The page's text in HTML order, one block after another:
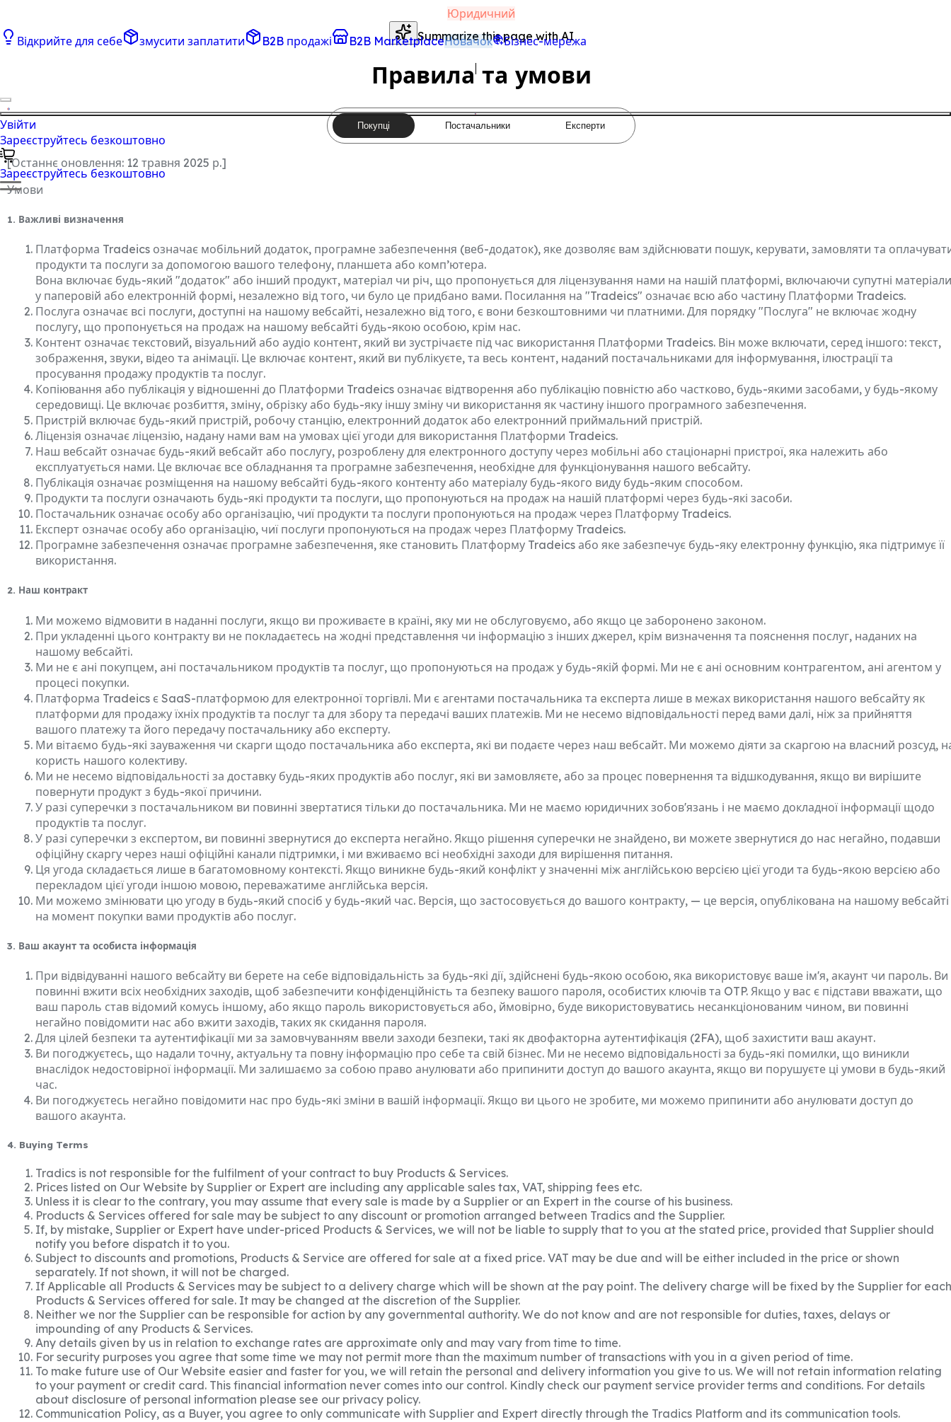
Відкрийте для себе змусити заплатити B2B продажі B2B MarketplaceНовачок Бізнес-мережа
Увійти
Зареєструйтесь безкоштовно
Зареєструйтесь безкоштовно
Юридичний
Summarize this page with AI
Правила та умови
Покупці Постачальники Експерти
[Останнє оновлення: 12 травня 2025 р.]
Умови
1. Важливі визначення
Платформа Tradeics означає мобільний додаток, програмне забезпечення (веб-додаток), яке дозволяє вам здійснювати пошук, керувати, замовляти та
продукти та послуги за допомогою вашого телефону, планшета або комп’ютера.
Вона включає будь-який "додаток" або інший продукт, матеріал чи річ, що пропонується для ліцензування нами на нашій платформі, включаючи супутні
у паперовій або електронній формі, незалежно від того, чи було це придбано вами. Посилання на "Tradeics" означає всю або частину Платформи Tradeics.
Послуга означає всі послуги, доступні на нашому вебсайті, незалежно від того, є вони безкоштовними чи платними. Для порядку "Послуга" не включає жодну
послугу, що пропонується на продаж на нашому вебсайті будь-якою особою, крім нас.
Контент означає текстовий, візуальний або аудіо контент, який ви зустрічаєте під час використання Платформи Tradeics. Він може включати, серед іншого: текст,
зображення, звуки, відео та анімації. Це включає контент, який ви публікуєте, та весь контент, наданий постачальниками для інформування, ілюстрації та
просування продажу продуктів та послуг.
Копіювання або публікація у відношенні до Платформи Tradeics означає відтворення або публікацію повністю або частково, будь-якими засобами, у будь-якому
середовищі. Це включає розбиття, зміну, обрізку або будь-яку іншу зміну чи використання як частину іншого програмного забезпечення.
Пристрій включає будь-який пристрій, робочу станцію, електронний додаток або електронний приймальний пристрій.
Ліцензія означає ліцензію, надану нами вам на умовах цієї угоди для використання Платформи Tradeics.
Наш вебсайт означає будь-який вебсайт або послугу, розроблену для електронного доступу через мобільні або стаціонарні пристрої, яка належить або
експлуатується нами. Це включає все обладнання та програмне забезпечення, необхідне для функціонування нашого вебсайту.
Публікація означає розміщення на нашому вебсайті будь-якого контенту або матеріалу будь-якого виду будь-яким способом.
Продукти та послуги означають будь-які продукти та послуги, що пропонуються на продаж на нашій платформі через будь-які засоби.
Постачальник означає особу або організацію, чиї продукти та послуги пропонуються на продаж через Платформу Tradeics.
Експерт означає особу або організацію, чиї послуги пропонуються на продаж через Платформу Tradeics.
Програмне забезпечення означає програмне забезпечення, яке становить Платформу Tradeics або яке забезпечує будь-яку електронну функцію, яка підтримує її
використання.
2. Наш контракт
Ми можемо відмовити в наданні послуги, якщо ви проживаєте в країні, яку ми не обслуговуємо, або якщо це заборонено законом.
При укладенні цього контракту ви не покладаєтесь на жодні представлення чи інформацію з інших джерел, крім визначення та пояснення послуг, наданих на
нашому вебсайті.
Ми не є ані покупцем, ані постачальником продуктів та послуг, що пропонуються на продаж у будь-якій формі. Ми не є ані основним контрагентом, ані агентом у
процесі покупки.
Платформа Tradeics є SaaS-платформою для електронної торгівлі. Ми є агентами постачальника та експерта лише в межах використання нашого вебсайту як
платформи для продажу їхніх продуктів та послуг та для збору та передачі ваших платежів. Ми не несемо відповідальності перед вами далі, ніж за прийняття
вашого платежу та його передачу постачальнику або експерту.
Ми вітаємо будь-які зауваження чи скарги щодо постачальника або експерта, які ви подаєте через наш вебсайт. Ми можемо діяти за скаргою на власний розсуд,
користь нашого колективу.
Ми не несемо відповідальності за доставку будь-яких продуктів або послуг, які ви замовляєте, або за процес повернення та відшкодування, якщо ви вирішите
повернути продукт з будь-якої причини.
У разі суперечки з постачальником ви повинні звертатися тільки до постачальника. Ми не маємо юридичних зобов'язань і не маємо докладної інформації щодо
продуктів та послуг.
У разі суперечки з експертом, ви повинні звернутися до експерта негайно. Якщо рішення суперечки не знайдено, ви можете звернутися до нас негайно, подавши
офіційну скаргу через наші офіційні канали підтримки, і ми вживаємо всі необхідні заходи для вирішення питання.
Ця угода складається лише в багатомовному контексті. Якщо виникне будь-який конфлікт у значенні між англійською версією цієї угоди та будь-якою версією або
перекладом цієї угоди іншою мовою, переважатиме англійська версія.
Ми можемо змінювати цю угоду в будь-який спосіб у будь-який час. Версія, що застосовується до вашого контракту, — це версія, опублікована на нашому вебсайті
на момент покупки вами продуктів або послуг.
3. Ваш акаунт та особиста інформація
При відвідуванні нашого вебсайту ви берете на себе відповідальність за будь-які дії, здійснені будь-якою особою, яка використовує ваше ім'я, акаунт чи пароль. Ви
повинні вжити всіх необхідних заходів, щоб забезпечити конфіденційність та безпеку вашого пароля, особистих ключів та OTP. Якщо у вас є підстави вважати, що
ваш пароль став відомий комусь іншому, або якщо пароль використовується або, ймовірно, буде використовуватись несанкціонованим чином, ви повинні
негайно повідомити нас або вжити заходів, таких як скидання пароля.
Для цілей безпеки та аутентифікації ми за замовчуванням ввели заходи безпеки, такі як двофакторна аутентифікація (2FA), щоб захистити ваш акаунт.
Ви погоджуєтесь, що надали точну, актуальну та повну інформацію про себе та свій бізнес. Ми не несемо відповідальності за будь-які помилки, що виникли
внаслідок недостовірної інформації. Ми залишаємо за собою право анулювати або припинити доступ до вашого акаунта, якщо ви порушуєте ці умови в будь-який
час.
Ви погоджуєтесь негайно повідомити нас про будь-які зміни в вашій інформації. Якщо ви цього не зробите, ми можемо припинити або анулювати доступ до
вашого акаунта.
4. Buying Terms
Tradics is not responsible for the fulfilment of your contract to buy Products & Services.
Prices listed on Our Website by Supplier or Expert are including any applicable sales tax, VAT, shipping fees etc.
Unless it is clear to the contrary, you may assume that every sale is made by a Supplier or an Expert in the course of his business.
Products & Services offered for sale may be subject to any discount or promotion arranged between Tradics and the Supplier.
If, by mistake, Supplier or Expert have under-priced Products & Services, we will not be liable to supply that to you at the stated price, provided that Supplier should
notify you before dispatch it to you.
Subject to discounts and promotions, Products & Service are offered for sale at a fixed price. VAT may be due and will be either included in the price or shown
separately. If not shown, it will not be charged.
If Applicable all Products & Services may be subject to a delivery charge which will be shown at the pay point. The delivery charge will be fixed by the Supplier for each
Products & Services offered for sale. It may be changed at the discretion of the Supplier.
Neither we nor the Supplier can be responsible for action by any governmental authority. We do not know and are not responsible for duties, taxes, delays or
impounding of any Products & Services.
Any details given by us in relation to exchange rates are approximate only and may vary from time to time.
For security purposes you agree that some time we may not permit more than the maximum number of transactions with you in a given period of time.
To make future use of Our Website easier and faster for you, we will retain the personal and delivery information you give to us. We will not retain information relating
to your payment or credit card. This financial information never comes into our control. Kindly check our payment service provider terms and conditions. For details
about disclosure of personal information please see our privacy policy.
Communication Policy, as a Buyer, you agree to only communicate with Supplier and Expert directly through the Tradics Platform and its communication tools.